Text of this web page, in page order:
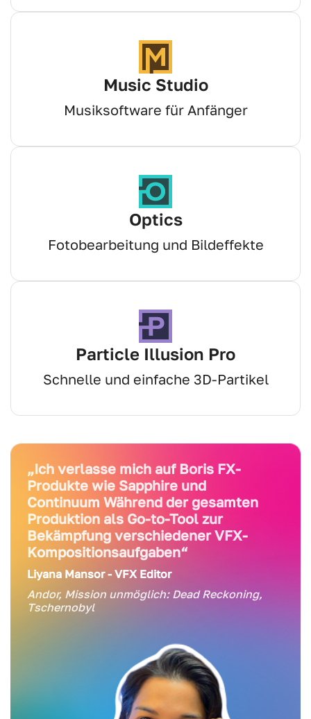
Music Studio
Musiksoftware für Anfänger
Optics
Fotobearbeitung und Bildeffekte
Particle Illusion Pro
Schnelle und einfache 3D-Partikel
„Ich verlasse mich auf Boris FX-
Produkte wie Sapphire und
Continuum Während der gesamten
Produktion als Go-to-Tool zur
Bekämpfung verschiedener VFX-
Kompositionsaufgaben“
Liyana Mansor- VFX Editor
Andor, Mission unmöglich: Dead Reckoning,
Tschernobyl